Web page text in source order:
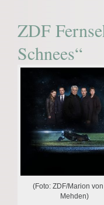
ZDF
Schnees“
(Foto: ZDF/Marion
Mehden)